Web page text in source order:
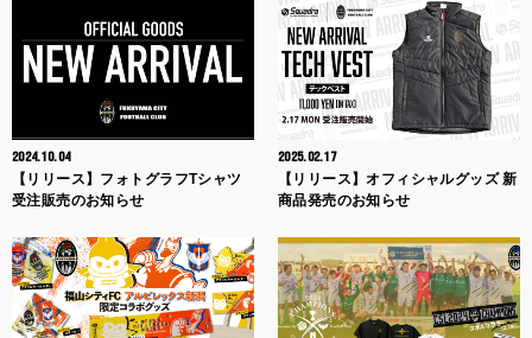
2024.10.04
【リリース】フォトグラフTシャツ
受注販売のお知らせ
2025.02.17
【リリース】オフィシャルグッズ 新
商品発売のお知らせ